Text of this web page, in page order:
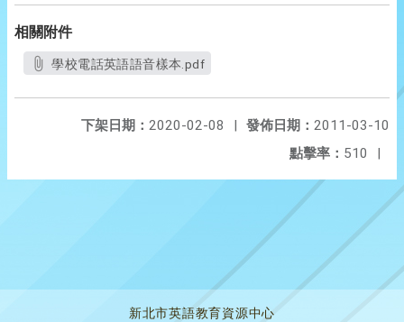
相關附件
學校電話英語語音樣本.pdf
發佈日期： 2011-03-10
下架日期： 2020-02-08
|
點擊率： 510 |
新北市英語教育資源中心